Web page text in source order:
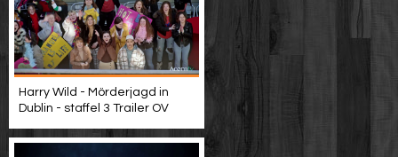
Harry Wild - Mörderjagd in
Dublin - staffel 3 Trailer OV